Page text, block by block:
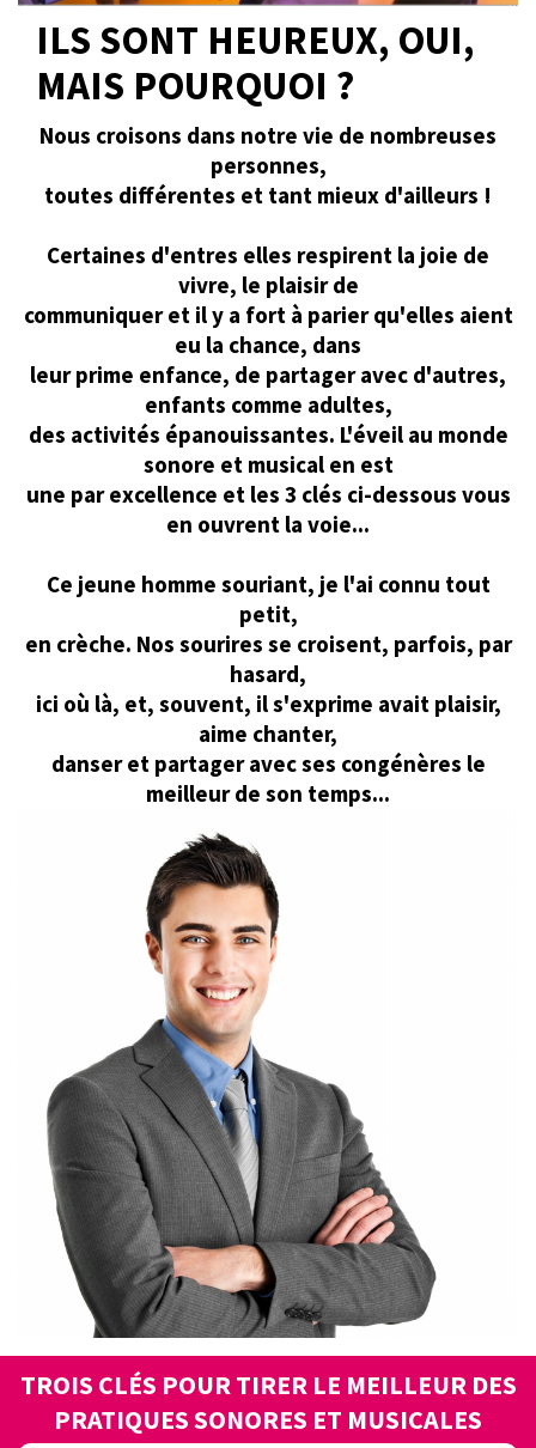
ILS SONT HEUREUX, OUI,
MAIS POURQUOI ?
Nous croisons dans notre vie de nombreuses
personnes,
toutes différentes et tant mieux d'ailleurs !
Certaines d'entres elles respirent la joie de
vivre, le plaisir de
communiquer et il y a fort à parier qu'elles aient
eu la chance, dans
leur prime enfance, de partager avec d'autres,
enfants comme adultes,
des activités épanouissantes. L'éveil au monde
sonore et musical en est
une par excellence et les 3 clés ci-dessous vous
en ouvrent la voie...
Ce jeune homme souriant, je l'ai connu tout
petit,
en crèche. Nos sourires se croisent, parfois, par
hasard,
ici où là, et, souvent, il s'exprime avait plaisir,
aime chanter,
danser et partager avec ses congénères le
meilleur de son temps...
TROIS CLÉS POUR TIRER LE MEILLEUR DES
PRATIQUES SONORES ET MUSICALES